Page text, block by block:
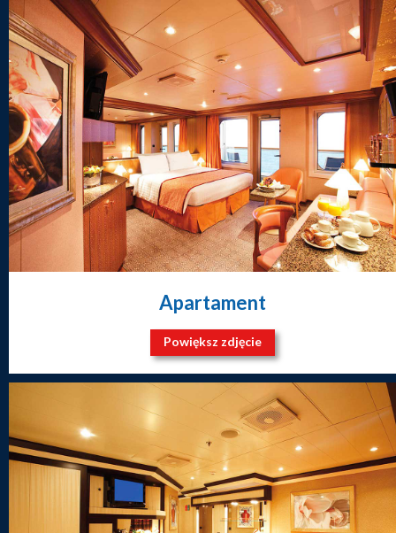
Apartament
Powiększ zdjęcie